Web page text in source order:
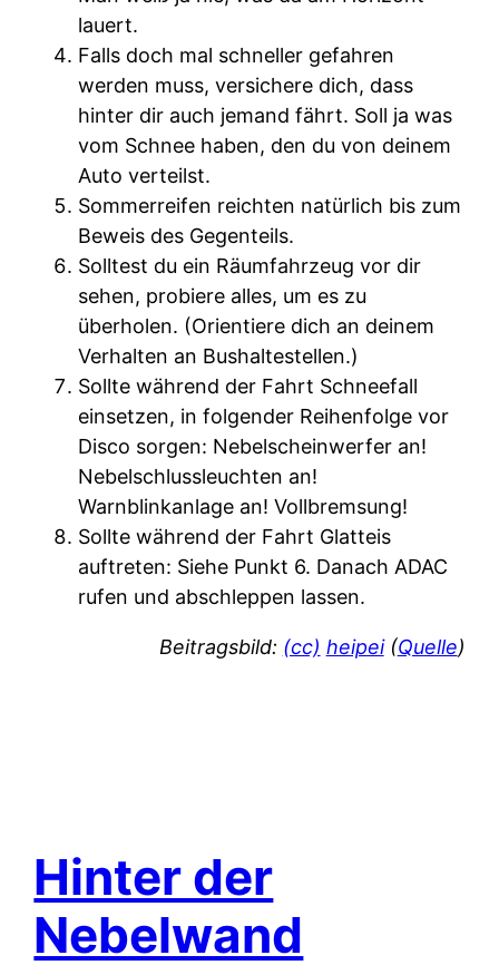
lauert.
Falls doch mal schneller gefahren
werden muss, versichere dich, dass
hinter dir auch jemand fährt. Soll ja was
vom Schnee haben, den du von deinem
Auto verteilst.
Sommerreifen reichten natürlich bis zum
Beweis des Gegenteils.
Solltest du ein Räumfahrzeug vor dir
sehen, probiere alles, um es zu
überholen. (Orientiere dich an deinem
Verhalten an Bushaltestellen.)
Sollte während der Fahrt Schneefall
einsetzen, in folgender Reihenfolge vor
Disco sorgen: Nebelscheinwerfer an!
Nebelschlussleuchten an!
Warnblinkanlage an! Vollbremsung!
Sollte während der Fahrt Glatteis
auftreten: Siehe Punkt 6. Danach ADAC
rufen und abschleppen lassen.
Beitragsbild: (cc) heipei(Quelle)
Hinter der
Nebelwand